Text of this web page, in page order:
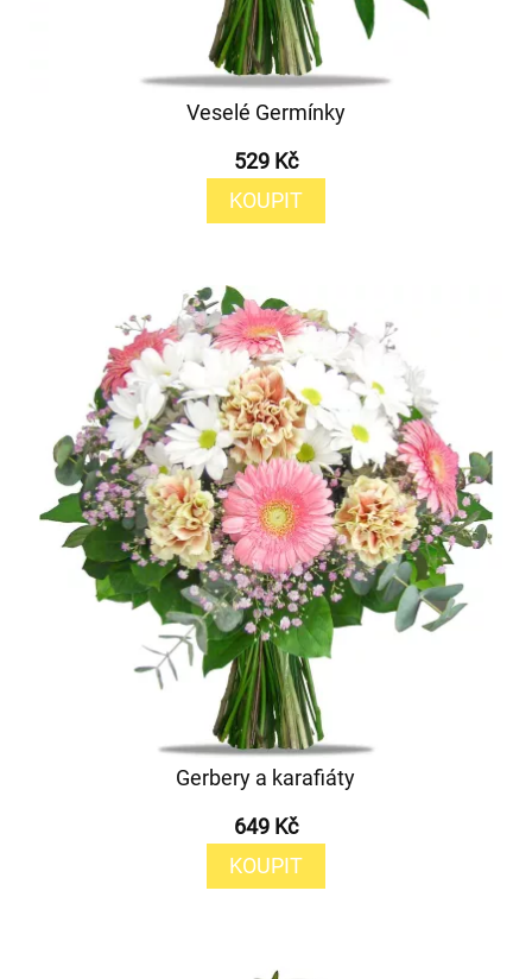
Veselé Germínky
529 Kč
KOUPIT
Gerbery a karafiáty
649 Kč
KOUPIT